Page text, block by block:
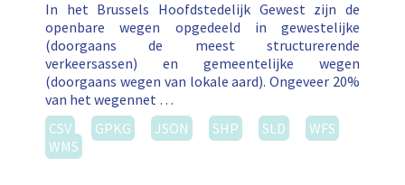
In het Brussels Hoofdstedelijk Gewest zijn de
openbare wegen opgedeeld in gewestelijke
(doorgaans de meest structurerende
verkeersassen) en gemeentelijke wegen
(doorgaans wegen van lokale aard). Ongeveer 20%
van het wegennet …
CSV
GPKG JSON SHP SLD
WFS
WMS